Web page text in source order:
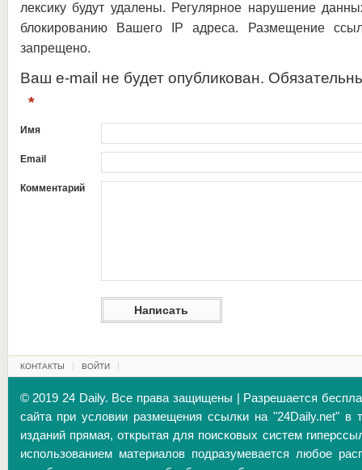
лексику будут удалены. Регулярное нарушение
блокированию Вашего IP адреса. Размещение
запрещено.
Ваш e-mail не будет опубликован.
*
Имя
Email
Комментарий
КОНТАКТЫ ВОЙТИ
© 2019 24 Daily. Все права защищены | Разрешается
сайта при условии размещения ссылки на "24Daily.net" в
изданий прямая, открытая для поисковых систем
использованием материалов подразумевается любое